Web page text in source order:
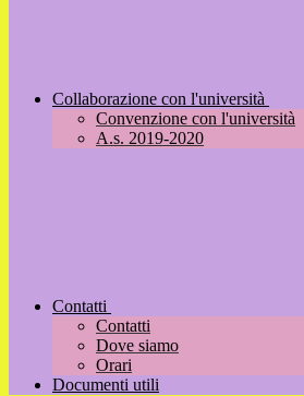
Collaborazione con l'università
Convenzione con l'università
A.s. 2019-2020
Contatti
Contatti
Dove siamo
Orari
Documenti utili